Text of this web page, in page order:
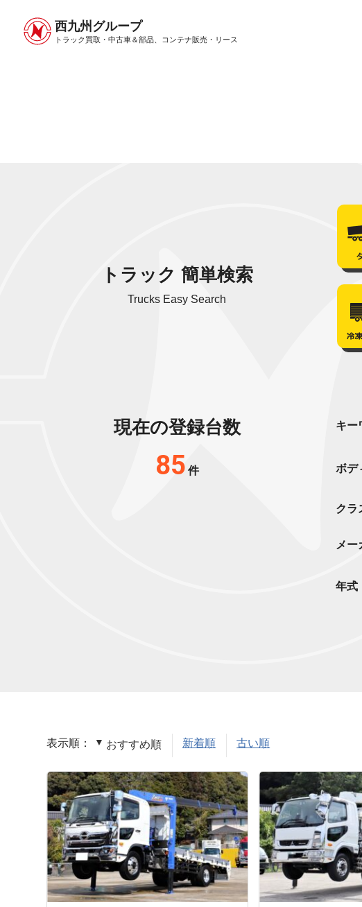
西九州グループ
トラック買取・中古車＆部品、 コンテナ販売・リース
中古トラック販売トップ
トラック 簡単検索
Trucks Easy Search
現在の登録台数
85 件
キー
ボデ
クラ
メー
年式
表示順： おすすめ順 新着順 古い順